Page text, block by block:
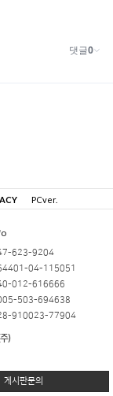
PCver.
623-9204
04-115051
012-616666
503-694638
910023-77904
)
게시판문의